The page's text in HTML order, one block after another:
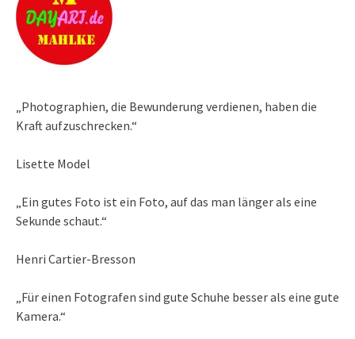
„Photographien, die Bewunderung verdienen, haben die
Kraft aufzuschrecken.“
Lisette Model
„Ein gutes Foto ist ein Foto, auf das man länger als eine
Sekunde schaut.“
Henri Cartier-Bresson
„Für einen Fotografen sind gute Schuhe besser als eine gute
Kamera.“